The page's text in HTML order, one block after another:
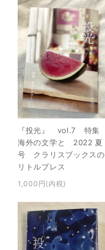
『投光』 vol.7 特集
海外の文学と 2022 夏
号 クラリスブックスの
リトルプレス
1,000円(内税)